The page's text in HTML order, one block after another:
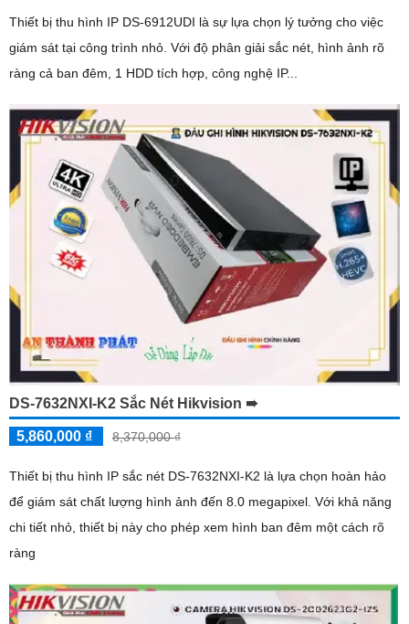
Thiết bị thu hình IP DS-6912UDI là sự lựa chọn lý tưởng cho việc
giám sát tại công trình nhỏ. Với độ phân giải sắc nét, hình ảnh rõ
ràng cả ban đêm, 1 HDD tích hợp, công nghệ IP...
DS-7632NXI-K2 Sắc Nét Hikvision ➠
5,860,000 ₫ 8,370,000 ₫
Thiết bị thu hình IP sắc nét DS-7632NXI-K2 là lựa chọn hoàn hảo
để giám sát chất lượng hình ảnh đến 8.0 megapixel. Với khả năng
chi tiết nhỏ, thiết bị này cho phép xem hình ban đêm một cách rõ
ràng